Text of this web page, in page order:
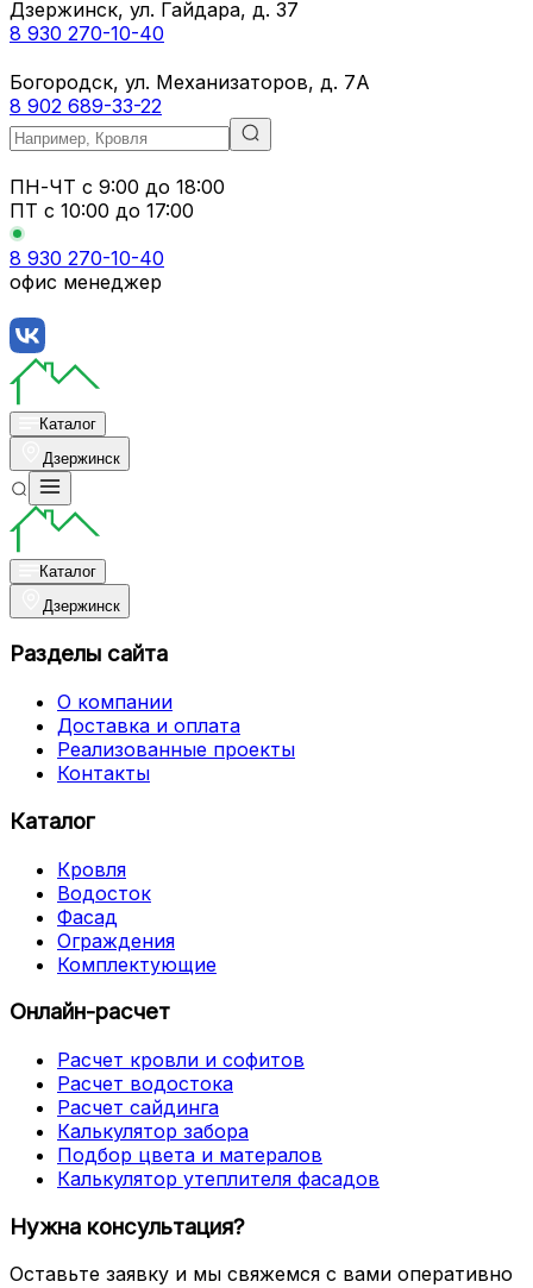
Дзержинск, ул. Гайдара, д. 37
8 930 270-10-40
Богородск, ул. Механизаторов, д. 7А
8 902 689-33-22
ПН-ЧТ с 9:00 до 18:00
ПТ с 10:00 до 17:00
8 930 270-10-40
офис менеджер
Каталог
Дзержинск
Каталог
Дзержинск
Разделы сайта
О компании
Доставка и оплата
Реализованные проекты
Контакты
Каталог
Кровля
Водосток
Фасад
Ограждения
Комплектующие
Онлайн-расчет
Расчет кровли и софитов
Расчет водостока
Расчет сайдинга
Калькулятор забора
Подбор цвета и матералов
Калькулятор утеплителя фасадов
Нужна консультация?
Оставьте заявку и мы свяжемся с вами оперативно